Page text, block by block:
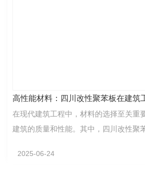
高性能材料：四川改性聚苯板在建筑
在现代建筑工程中，材料的选择至关重
建筑的质量和性能。其中，四川改性聚
2025-06-24